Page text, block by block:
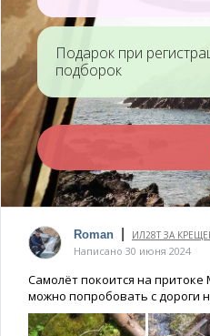
Водоскат на Кривой
Литовке (Литовские
водопады)
Утес
мостик
Мыс Спящий
Дракон
Гора
Подарок при
подборок
Roman ИЛ28Т ЗА
Написано 30 июня 2024
Самолёт покоится на притоке
можно попробовать с дороги